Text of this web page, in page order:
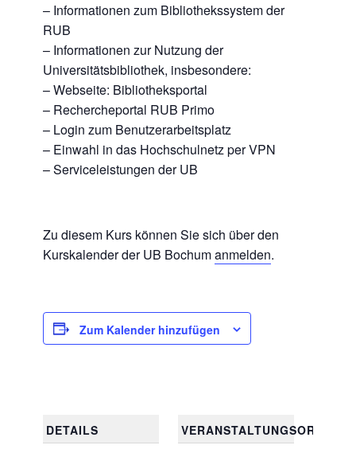
– Informationen zum Bibliothekssystem der
RUB
– Informationen zur Nutzung der
Universitätsbibliothek, insbesondere:
– Webseite: Bibliotheksportal
– Rechercheportal RUB Primo
– Login zum Benutzerarbeitsplatz
– Einwahl in das Hochschulnetz per VPN
– Serviceleistungen der UB
Zu diesem Kurs können Sie sich über den
Kurskalender der UB Bochumanmelden.
Zum Kalender hinzufügen
DETAILS
VERANSTALTUNGSORT